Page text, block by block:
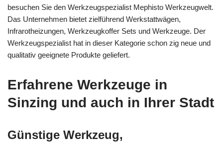
besuchen Sie den Werkzeugspezialist Mephisto Werkzeugwelt.
Das Unternehmen bietet zielführend Werkstattwägen,
Infrarotheizungen, Werkzeugkoffer Sets und Werkzeuge. Der
Werkzeugspezialist hat in dieser Kategorie schon zig neue und
qualitativ geeignete Produkte geliefert.
Erfahrene Werkzeuge in
Sinzing und auch in Ihrer Stadt
Günstige Werkzeug,